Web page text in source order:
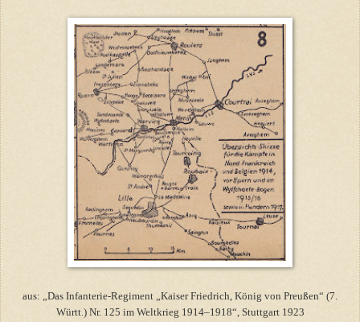
aus: „Das Infanterie-Regiment „Kaiser Friedrich, König von Preußen“ (7.
Württ.) Nr. 125 im Weltkrieg 1914–1918“, Stuttgart 1923